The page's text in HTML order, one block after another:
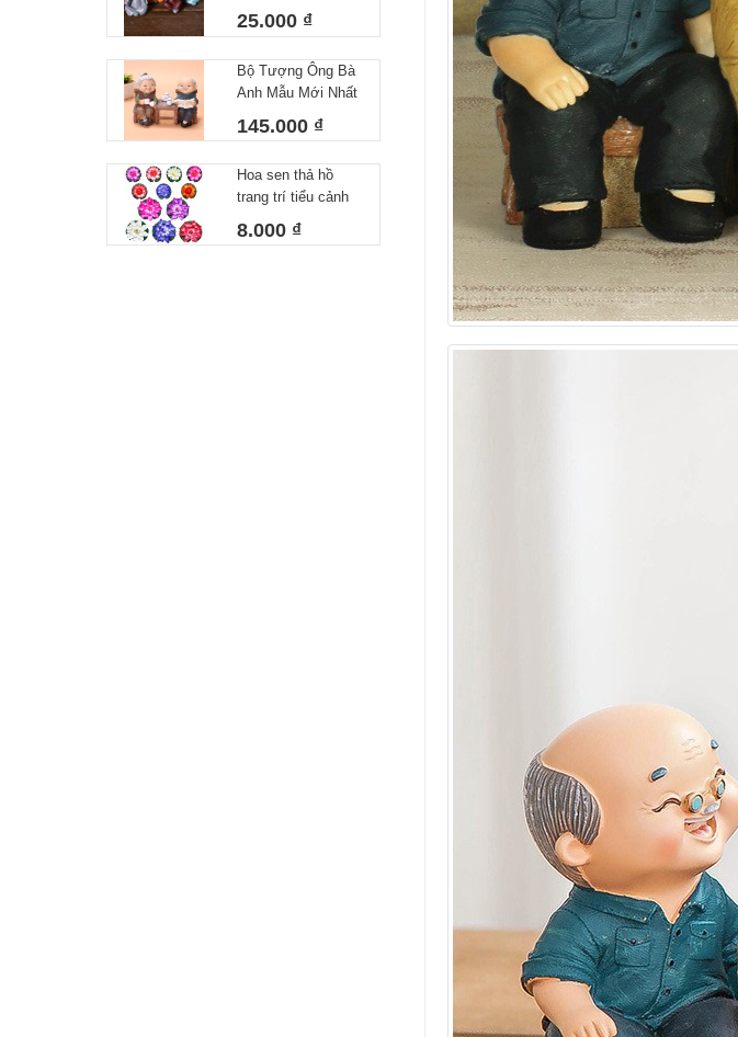
Bộ tượng chú tiểu
đáng yêu Bộ 4 chú
25.000 ₫
Bộ Tượng Ông Bà
Anh Mẫu Mới Nhất
Nhà Cửa Ông Bà
145.000 ₫
Hoa sen thả hồ
trang trí tiểu cảnh
thả bát tụ thủy,thả
hồ,thả bể cá
8.000 ₫